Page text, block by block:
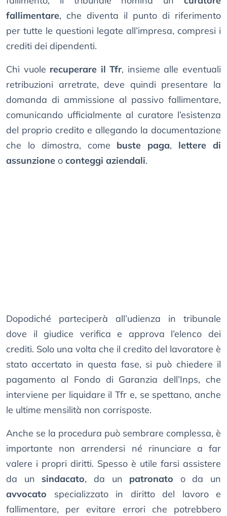
fallimentare, che diventa il punto di riferimento
per tutte le questioni legate all’impresa, compresi i
crediti dei dipendenti.
Chi vuole recuperare il Tfr, insieme alle eventuali
retribuzioni arretrate, deve quindi presentare la
domanda di ammissione al passivo fallimentare,
comunicando ufficialmente al curatore l’esistenza
del proprio credito e allegando la documentazione
che lo dimostra, come buste paga, lettere di
assunzione o conteggi aziendali.
Dopodiché parteciperà all’udienza in tribunale
dove il giudice verifica e approva l’elenco dei
crediti. Solo una volta che il credito del lavoratore è
stato accertato in questa fase, si può chiedere il
pagamento al Fondo di Garanzia dell’Inps, che
interviene per liquidare il Tfr e, se spettano, anche
le ultime mensilità non corrisposte.
Anche se la procedura può sembrare complessa, è
importante non arrendersi né rinunciare a far
valere i propri diritti. Spesso è utile farsi assistere
da un sindacato, da un patronato o da un
avvocato specializzato in diritto del lavoro e
fallimentare, per evitare errori che potrebbero